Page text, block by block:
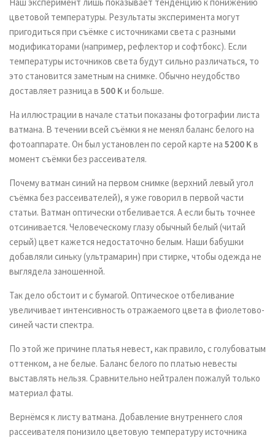
цветовой температуры. Результаты эксперимента могут
пригодиться при съёмке с источниками света с разными
модификаторами (например, рефлектор и софтбокс). Если
температуры источников света будут сильно различаться, то
это становится заметным на снимке. Обычно неудобство
доставляет разница в 500 Kи больше.
На иллюстрации в начале статьи показаны фотографии листа
ватмана. В течении всей съёмки я не менял баланс белого на
фотоаппарате. Он был установлен по серой карте на 5200 Kв
момент съёмки без рассеивателя.
Почему ватман синий на первом снимке (верхний левый угол
съёмка без рассеивателей), я уже говорил в первой части
статьи. Ватман оптически отбеливается. А если быть точнее
отсинивается. Человеческому глазу обычный белый (читай
серый) цвет кажется недостаточно белым. Наши бабушки
добавляли синьку (ультрамарин) при стирке, чтобы одежда не
выглядела заношенной.
Так дело обстоит и с бумагой. Оптическое отбеливание
увеличивает интенсивность отражаемого цвета в фиолетово-
синей части спектра.
По этой же причине платья невест, как правило, с голубоватым
оттенком, а не белые. Баланс белого по платью невесты
выставлять нельзя. Сравнительно нейтрален пожалуй только
материал фаты.
Вернёмся к листу ватмана. Добавление внутреннего слоя
рассеивателя понизило цветовую температуру источника